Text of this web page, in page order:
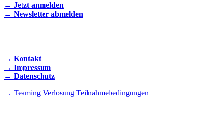
→ Jetzt anmelden
→ Newsletter abmelden
→ Kontakt
→ Impressum
→ Datenschutz
→ Teaming-Verlosung Teilnahmebedingungen